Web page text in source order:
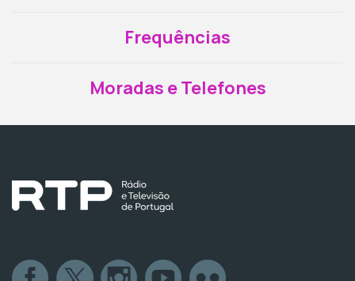
Frequências
Moradas e Telefones